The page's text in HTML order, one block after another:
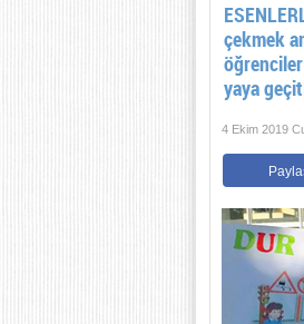
çekmek
öğrenciler
yaya
4 Ekim 2019